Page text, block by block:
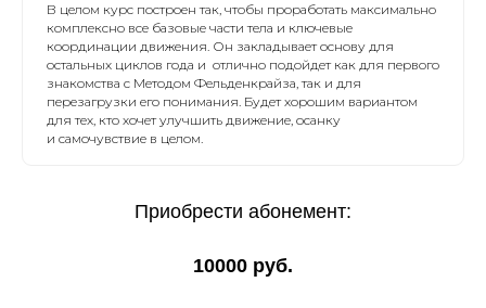
В целом курс построен так, чтобы проработать максимально
комплексно все базовые части тела и ключевые
координации движения. Он закладывает основу для
остальных циклов года и отлично подойдет как для первого
знакомства с Методом Фельденкрайза, так и для
перезагрузки его понимания. Будет хорошим вариантом
для тех, кто хочет улучшить движение, осанку
и самочувствие в целом.
Приобрести абонемент:
10000 руб.